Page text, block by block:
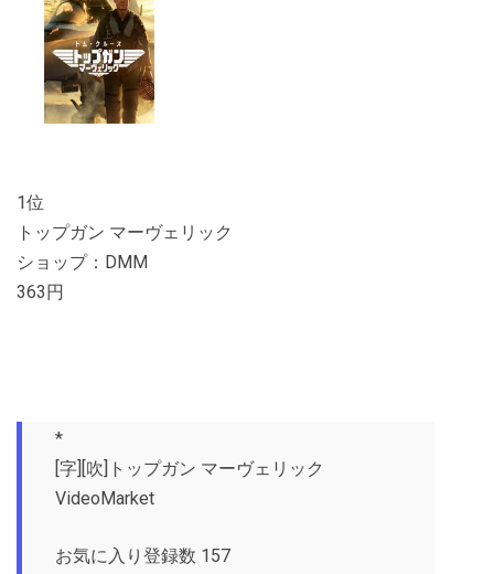
1位
トップガン マーヴェリック
ショップ：DMM
363円
*
[字][吹]トップガン マーヴェリック
VideoMarket
お気に入り登録数 157